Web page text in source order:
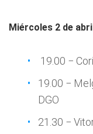
Miércoles 2 de
19.00 −
19.00 −
DGO
21.30 −